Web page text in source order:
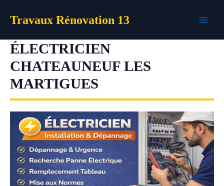
Travaux Rénovation 13
ÉLECTRICIEN
CHATEAUNEUF LES
MARTIGUES